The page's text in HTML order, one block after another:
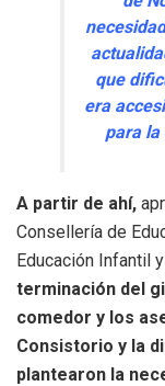
que
era
para la
A partir de ahí,
Consellería de
Educación Infantil
terminación del
comedor y los
Consistorio y la
plantearon la